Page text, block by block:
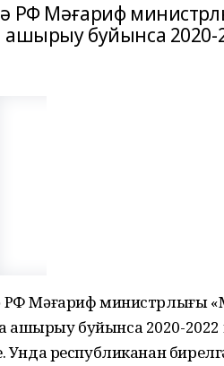
РФ Мәғариф
буйынса 2020-
РФ Мәғариф министрлығы
буйынса 2020-2022
Унда республиканан